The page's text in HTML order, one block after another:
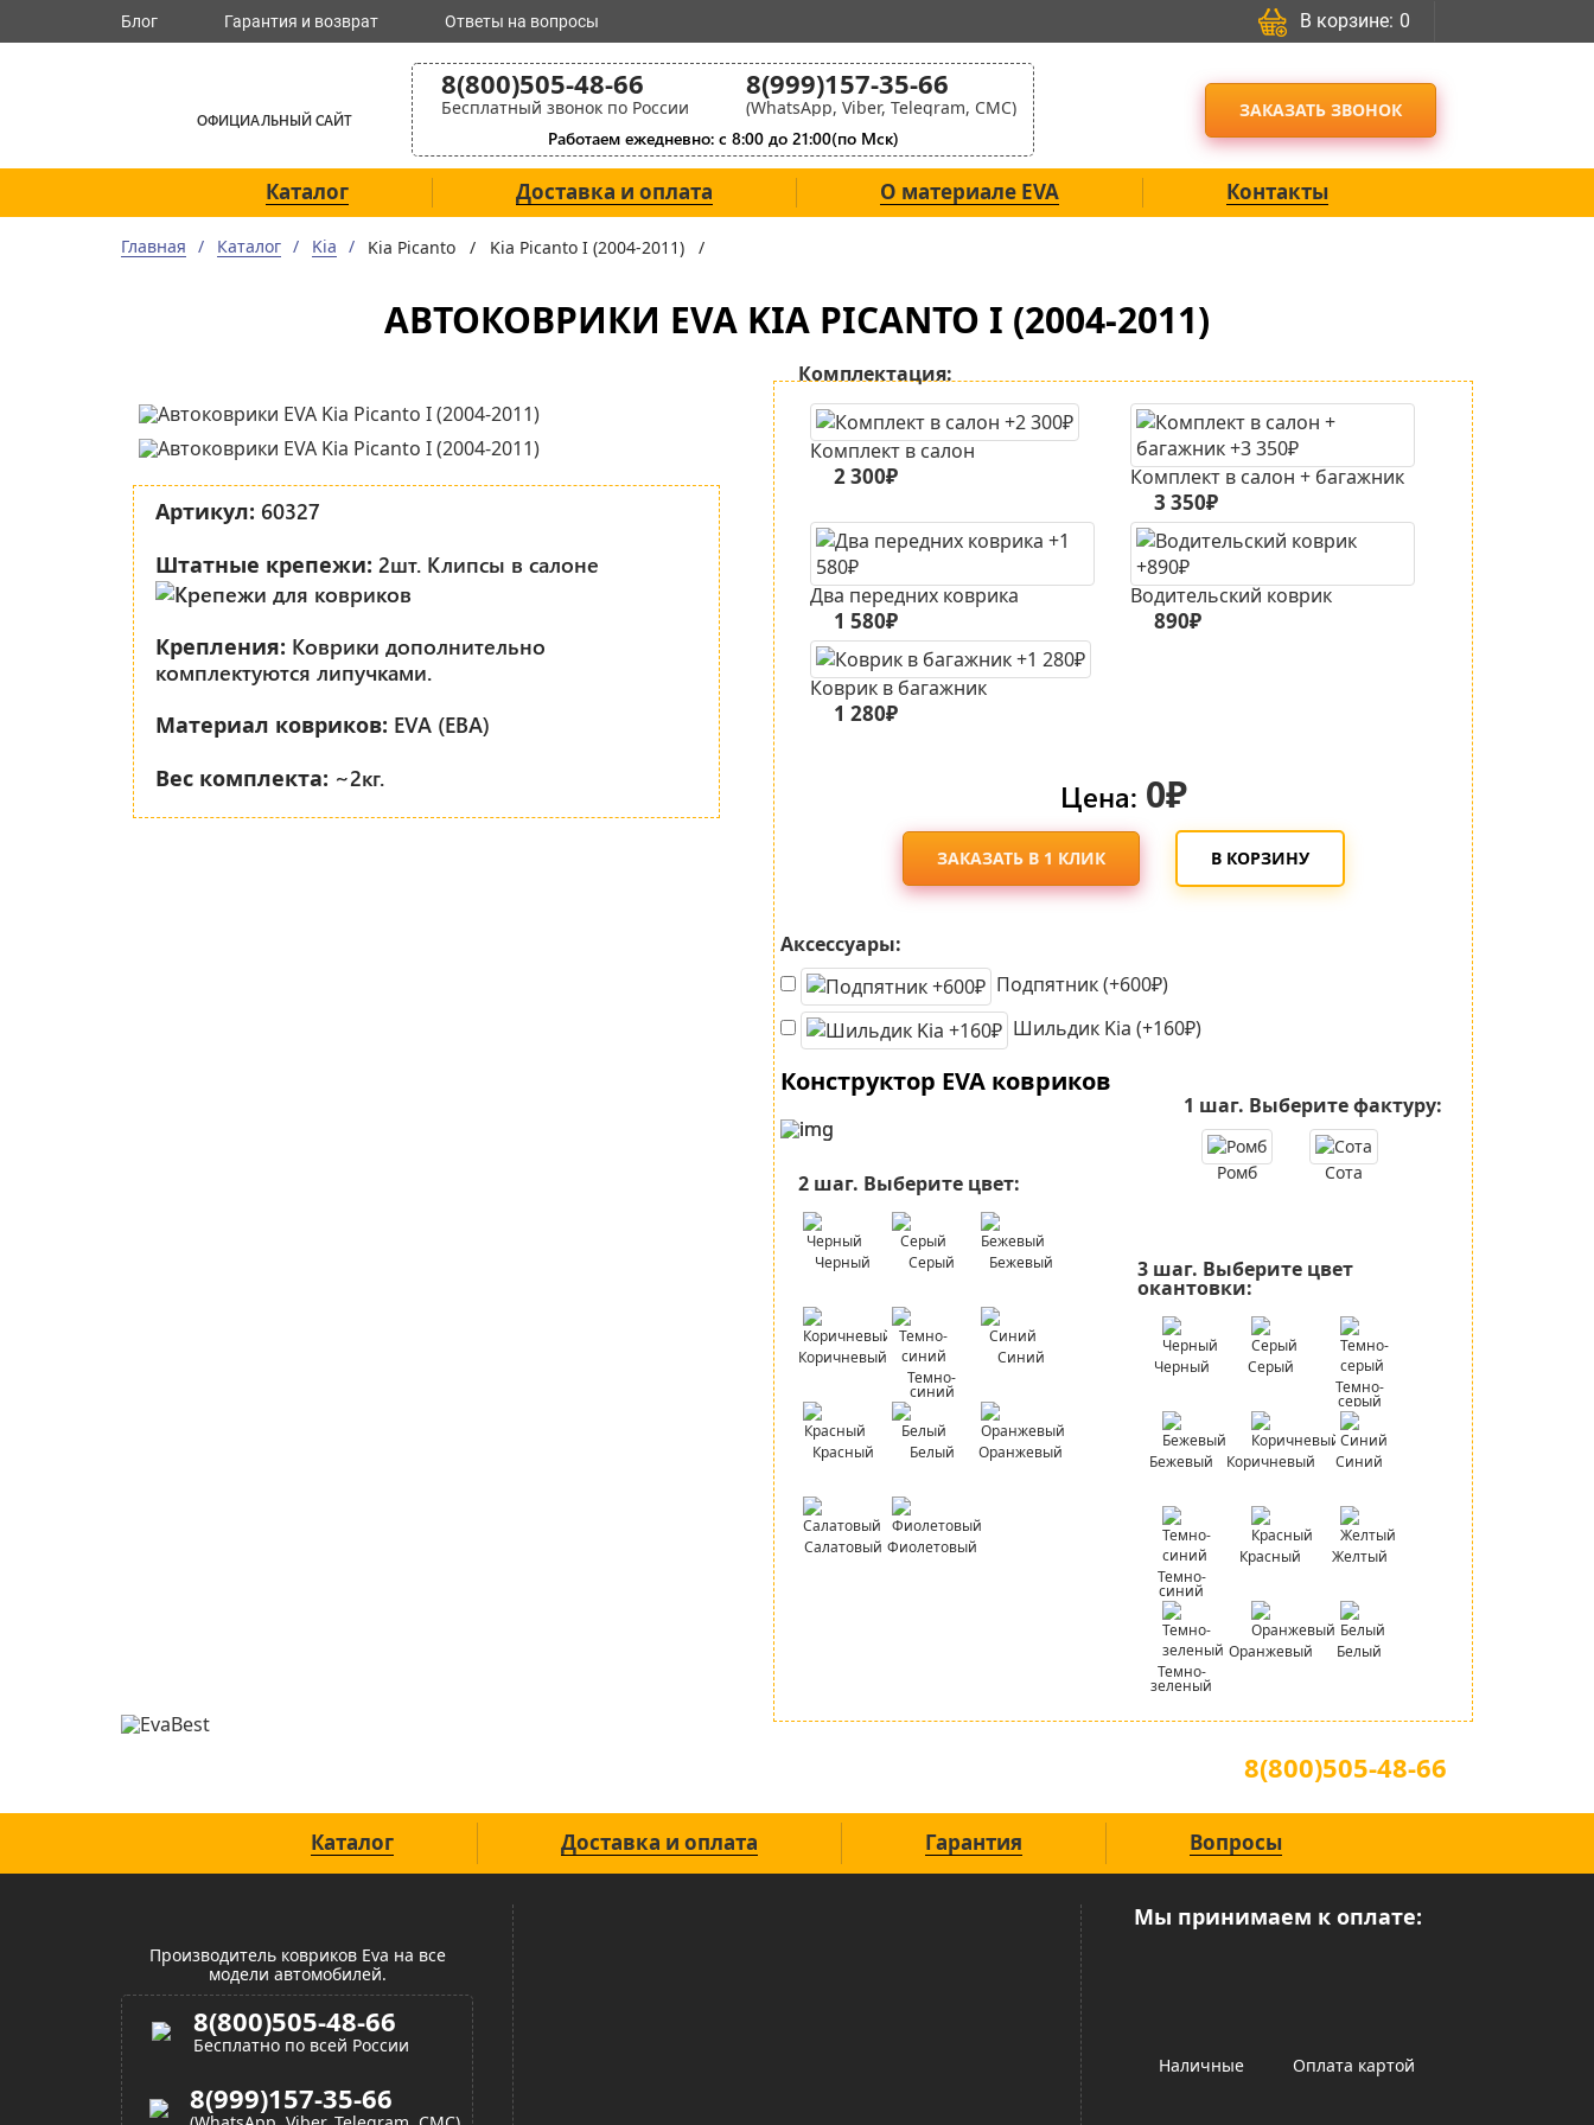
Блог Гарантия и возврат Ответы на вопросы В корзине: 0
ОФИЦИАЛЬНЫЙ САЙТ
8(800)505-48-66
Бесплатный звонок по России
8(999)157-35-66
(WhatsApp, Viber, Telegram, СМС)
Работаем ежедневно: с 8:00 до 21:00(по Мск)
ЗАКАЗАТЬ ЗВОНОК
Каталог Доставка и оплата О материале EVA Контакты
Главная Каталог Kia Kia Picanto / Kia Picanto I (2004-2011) /
АВТОКОВРИКИ EVA KIA PICANTO I (2004-2011)
Артикул: 60327
Штатные крепежи: 2шт. Клипсы в салоне
Крепления: Коврики дополнительно
комплектуются липучками.
Материал ковриков: EVA (ЕВА)
Вес комплекта: ~2кг.
Комплектация:
Комплект в салон
2 300₽ Комплект в салон + багажник
3 350₽
Два передних коврика
1 580₽
Водительский коврик
890₽
Коврик в багажник
1 280₽
Цена: 0₽
ЗАКАЗАТЬ В 1 КЛИК В КОРЗИНУ
Аксессуары:
Подпятник (+600₽)
Шильдик Kia (+160₽)
Конструктор EVA ковриков
1 шаг. Выберите фактуру:
Ромб Сота
2 шаг. Выберите цвет:
Черный Серый Бежевый
Коричневый
Темно-
синий
Синий
Красный Белый Оранжевый
Салатовый Фиолетовый
3 шаг. Выберите цвет
окантовки:
Черный
Серый
Темно-
серый
Бежевый Коричневый Синий
Темно-
синий
Красный Желтый
Темно-
зеленый
Оранжевый Белый
8(800)505-48-66
Каталог Доставка и оплата Гарантия Вопросы
Производитель ковриков Eva на все
модели автомобилей.
8(800)505-48-66
Бесплатно по всей России
8(999)157-35-66
Мы принимаем к оплате:
Наличные Оплата картой